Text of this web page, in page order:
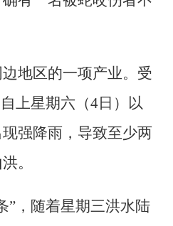
地区的一项产业。受
上星期六（4日）以
强降雨，导致至少两
。
”，随着星期三洪水陆